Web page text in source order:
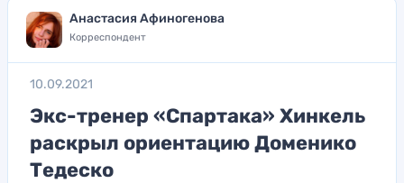
Анастасия Афиногенова
Корреспондент
10.09.2021
Экс-тренер «Спартака» Хинкель
раскрыл ориентацию Доменико
Тедеско